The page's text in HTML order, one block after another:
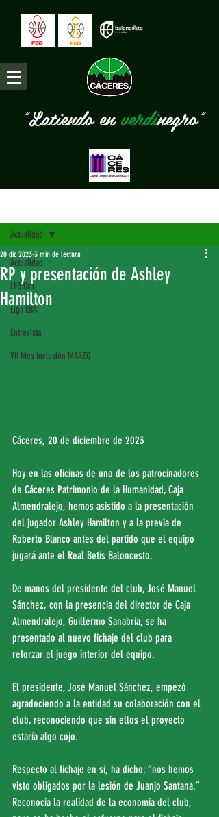
"Latiendo enverdinegro"
Actualidad
LEB Oro
Liga EBA
Entrevista
VII Mes Inclusión MARZO
Actualidad
RP y presentación de Ashley
Hamilton
20 dic 2023 3 min de lectura
Cáceres, 20 de diciembre de 2023
Hoy en las oficinas de uno de los patrocinadores
de Cáceres Patrimonio de la Humanidad, Caja
Almendralejo, hemos asistido a la presentación
del jugador Ashley Hamilton y a la previa de
Roberto Blanco antes del partido que el equipo
jugará ante el Real Betis Baloncesto.
De manos del presidente del club, José Manuel
Sánchez, con la presencia del director de Caja
Almendralejo, Guillermo Sanabria, se ha
presentado al nuevo fichaje del club para
reforzar el juego interior del equipo.
El presidente, José Manuel Sánchez, empezó
agradeciendo a la entidad su colaboración con el
club, reconociendo que sin ellos el proyecto
estaría algo cojo.
Respecto al fichaje en sí, ha dicho: “nos hemos
visto obligados por la lesión de Juanjo Santana.”
Reconocía la realidad de la economía del club,